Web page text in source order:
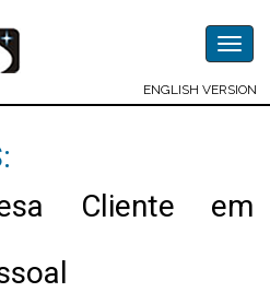
ENGLISH VERSION
Cliente em